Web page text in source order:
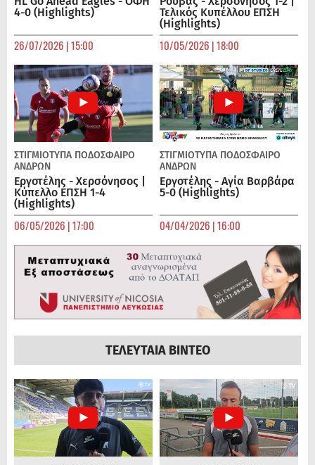
4-0 (Highlights)
26/07/2026 | 15:00
Τελικός Κυπέλλου ΕΠΣΗ
(Highlights)
10/05/2026 | 18:00
ΣΤΙΓΜΙΟΤΥΠΑ ΠΟΔΌΣΦΑΙΡΟ
ΑΝΔΡΏΝ
Εργοτέλης - Χερσόνησος |
Κύπελλο ΕΠΣΗ 1-4
(Highlights)
06/05/2026 | 17:00
ΣΤΙΓΜΙΟΤΥΠΑ ΠΟΔΌΣΦΑΙΡΟ
ΑΝΔΡΏΝ
Εργοτέλης - Αγία Βαρβάρα
5-0 (Highlights)
04/04/2026 | 16:00
ΤΕΛΕΥΤΑΙΑ ΒΙΝΤΕΟ